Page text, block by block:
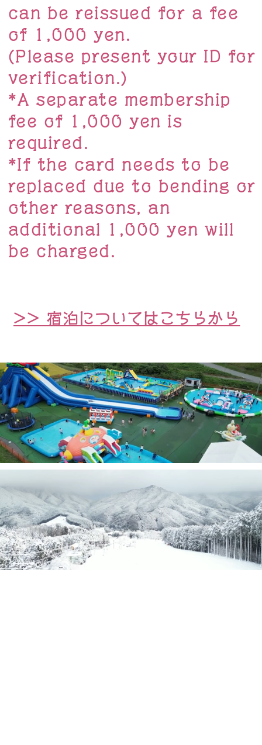
can be reissued for a fee
of 1,000 yen.
(Please present your ID for
verification.)
*A separate membership
fee of 1,000 yen is
required.
*If the card needs to be
replaced due to bending or
other reasons, an
additional 1,000 yen will
be charged.
>> 宿泊についてはこちらから